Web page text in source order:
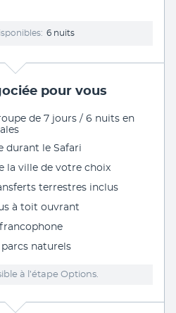
6 nuits
pour vous
de 7 jours / 6 nuits en
durant le Safari
la ville de votre choix
terrestres inclus
à toit ouvrant
parcs naturels
à l’étape Options.